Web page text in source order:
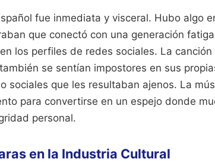
fue inmediata y visceral. Hubo algo
que conectó con una generación
los perfiles de redes sociales. La
se sentían impostores en sus
sociales que les resultaban ajenos. La
para convertirse en un espejo donde
personal.
en la Industria Cultural